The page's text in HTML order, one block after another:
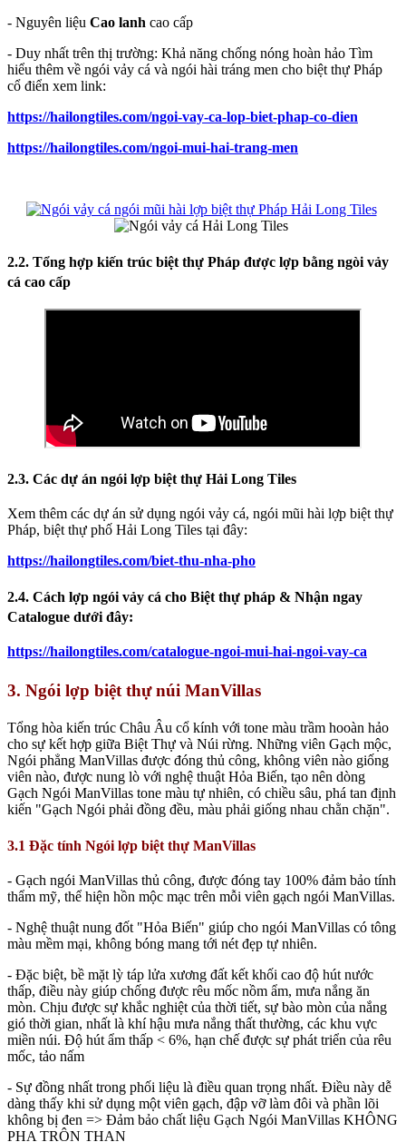
- Nguyên liệu Cao lanh cao cấp
- Duy nhất trên thị trường: Khả năng chống nóng hoàn hảo Tìm
hiểu thêm về ngói vảy cá và ngói hài tráng men cho biệt thự Pháp
cổ điển xem link:
https://hailongtiles.com/ngoi-vay-ca-lop-biet-phap-co-dien
https://hailongtiles.com/ngoi-mui-hai-trang-men
2.2. Tổng hợp kiến trúc biệt thự Pháp được lợp bằng ngòi vảy
cá cao cấp
2.3. Các dự án ngói lợp biệt thự Hải Long Tiles
Xem thêm các dự án sử dụng ngói vảy cá, ngói mũi hài lợp biệt thự
Pháp, biệt thự phố Hải Long Tiles tại đây:
https://hailongtiles.com/biet-thu-nha-pho
2.4. Cách lợp ngói vảy cá cho Biệt thự pháp & Nhận ngay
Catalogue dưới đây:
https://hailongtiles.com/catalogue-ngoi-mui-hai-ngoi-vay-ca
3. Ngói lợp biệt thự núi ManVillas
Tổng hòa kiến trúc Châu Âu cổ kính với tone màu trầm hooàn hảo
cho sự kết hợp giữa Biệt Thự và Núi rừng. Những viên Gạch mộc,
Ngói phẳng ManVillas được đóng thủ công, không viên nào giống
viên nào, được nung lò với nghệ thuật Hỏa Biến, tạo nên dòng
Gạch Ngói ManVillas tone màu tự nhiên, có chiều sâu, phá tan định
kiến "Gạch Ngói phải đồng đều, màu phải giống nhau chằn chặn".
3.1 Đặc tính Ngói lợp biệt thự ManVillas
- Gạch ngói ManVillas thủ công, được đóng tay 100% đảm bảo tính
thẩm mỹ, thể hiện hồn mộc mạc trên mỗi viên gạch ngói ManVillas.
- Nghệ thuật nung đốt "Hỏa Biến" giúp cho ngói ManVillas có tông
màu mềm mại, không bóng mang tới nét đẹp tự nhiên.
- Đặc biệt, bề mặt lỳ táp lửa xương đất kết khối cao độ hút nước
thấp, điều này giúp chống được rêu mốc nồm ẩm, mưa nắng ăn
mòn. Chịu được sự khắc nghiệt của thời tiết, sự bào mòn của nắng
gió thời gian, nhất là khí hậu mưa nắng thất thường, các khu vực
miền núi. Độ hút ẩm thấp < 6%, hạn chế được sự phát triển của rêu
mốc, tảo nấm
- Sự đồng nhất trong phối liệu là điều quan trọng nhất. Điều này dễ
dàng thấy khi sử dụng một viên gạch, đập vỡ làm đôi và phần lõi
không bị đen => Đảm bảo chất liệu Gạch Ngói ManVillas KHÔNG
PHA TRỘN THAN